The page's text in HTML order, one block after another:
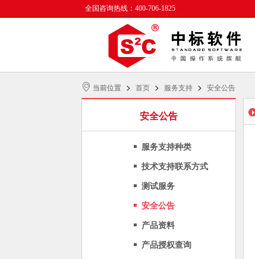
全国咨询热线：400-706-1825
当前位置 > 首页 > 服务支持 > 安全公告
安全公告
服务支持种类
技术支持联系方式
测试服务
安全公告
产品资料
产品授权查询